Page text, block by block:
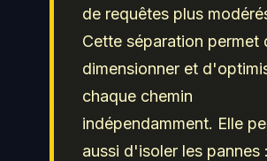
de requêtes plus
Cette séparation permet
dimensionner et
chaque chemin
indépendamment. Elle
aussi d'isoler les pannes